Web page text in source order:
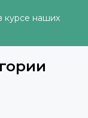
курсе наших